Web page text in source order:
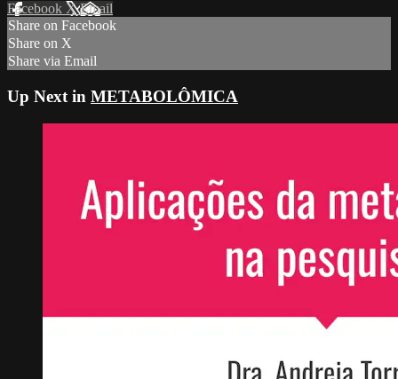
Facebook XEmail
Share on Facebook
Share on X
Share via Email
Up Next in METABOLÔMICA